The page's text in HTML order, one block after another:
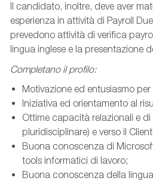
Il candidato, inoltre, deve aver
esperienza in attività di Payroll
prevedono attività di verifica
lingua inglese e la presentazione
Completano il profilo:
Motivazione ed entusiasmo
Iniziativa ed orientamento al
Ottime capacità relazionali e
pluridisciplinare) e verso il
Buona conoscenza di
tools informatici di lavoro;
Buona conoscenza della